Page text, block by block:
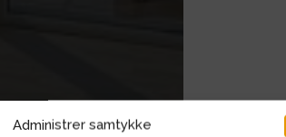
Administrer samtykke